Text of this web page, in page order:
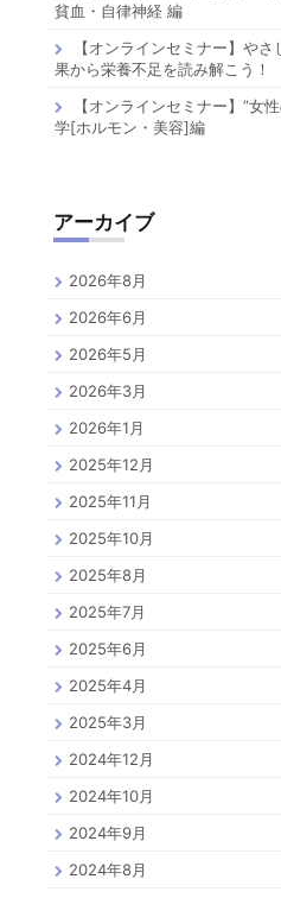
貧血・自律神経 編
【オンラインセミナー】や
果から栄養不足を読み解こう！
【オンラインセミナー】”女
学[ホルモン・美容]編
アーカイブ
2026年8月
2026年6月
2026年5月
2026年3月
2026年1月
2025年12月
2025年11月
2025年10月
2025年8月
2025年7月
2025年6月
2025年4月
2025年3月
2024年12月
2024年10月
2024年9月
2024年8月